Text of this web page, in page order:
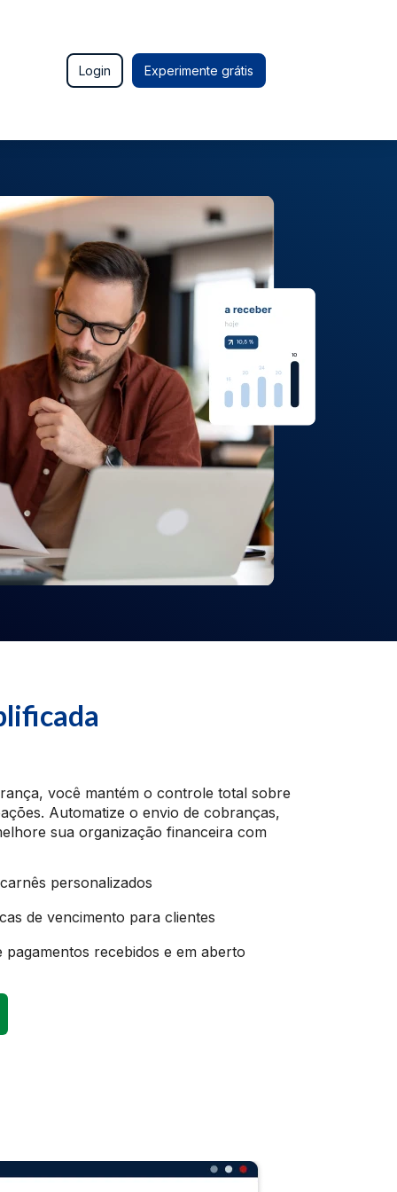
Login Experimente grátis
você mantém o controle total sobre
Automatize o envio de cobranças,
sua organização financeira com
personalizados
de vencimento para clientes
pagamentos recebidos e em aberto